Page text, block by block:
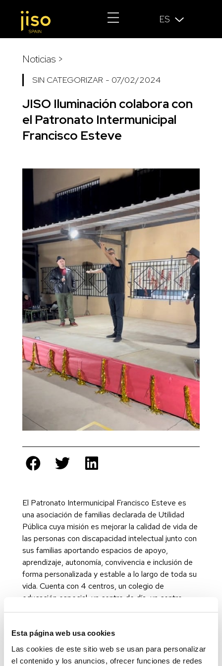
Esta página web usa cookies
Las cookies de este sitio web se usan para personalizar
el contenido y los anuncios, ofrecer funciones de redes
ES
Noticias >
SIN CATEGORIZAR - 07/02/2024
JISO Iluminación colabora con
el Patronato Intermunicipal
Francisco Esteve
El Patronato Intermunicipal Francisco Esteve es
una asociación de familias declarada de Utilidad
Pública cuya misión es mejorar la calidad de vida de
las personas con discapacidad intelectual junto con
sus familias aportando espacios de apoyo,
aprendizaje, autonomía, convivencia e inclusión de
forma personalizada y estable a lo largo de toda su
vida. Cuenta con 4 centros, un colegio de
educación especial, un centro de día, un centro
ocupacional y centro de atención temprana.
SERVICIO DE ATENCIÓN A LAS FAMILIAS